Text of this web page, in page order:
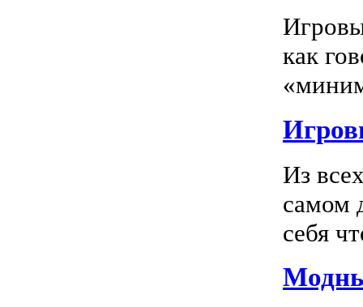
как
Из
самом
себя